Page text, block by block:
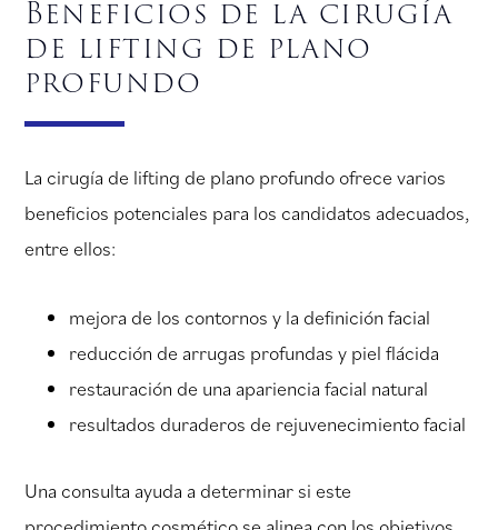
Beneficios de la cirugía
de lifting de plano
profundo
La cirugía de lifting de plano profundo ofrece varios
beneficios potenciales para los candidatos adecuados,
entre ellos:
mejora de los contornos y la definición facial
reducción de arrugas profundas y piel flácida
restauración de una apariencia facial natural
resultados duraderos de rejuvenecimiento facial
Una consulta ayuda a determinar si este